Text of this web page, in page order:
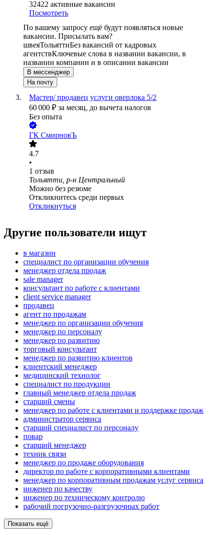
32422 активные вакансии
Посмотреть
По вашему запросу ещё будут появляться новые
вакансии. Присылать вам?
швеяТольяттиБез вакансий от кадровых
агентствКлючевые слова в названии вакансии, в
названии компании и в описании вакансии
В мессенджер
На почту
Мастер/ продавец услуги оверлока 5/2
60 000 ₽ за месяц, до вычета налогов
Без опыта
ГК СмирновЪ
4.7
•
1 отзыв
Тольятти, р-н Центральный
Можно без резюме
Откликнитесь среди первых
Откликнуться
Другие пользователи ищут
в магазин
специалист по организации обучения
менеджер отдела продаж
sale manager
консультант по работе с клиентами
client service manager
продавец
агент по продажам
менеджер по организации обучения
менеджер по персоналу
менеджер по развитию
торговый консультант
менеджер по развитию клиентов
клиентский менеджер
медицинский технолог
специалист по продукции
главный менеджер отдела продаж
старший смены
менеджер по работе с клиентами и поддержке продаж
администратор сервиса
старший специалист по персоналу
повар
старший менеджер
техник связи
менеджер по продаже оборудования
директор по работе с корпоративными клиентами
менеджер по корпоративным продажам услуг сервиса
инженер по качеству
инженер по техническому контролю
рабочий погрузочно-разгрузочных работ
Показать ещё